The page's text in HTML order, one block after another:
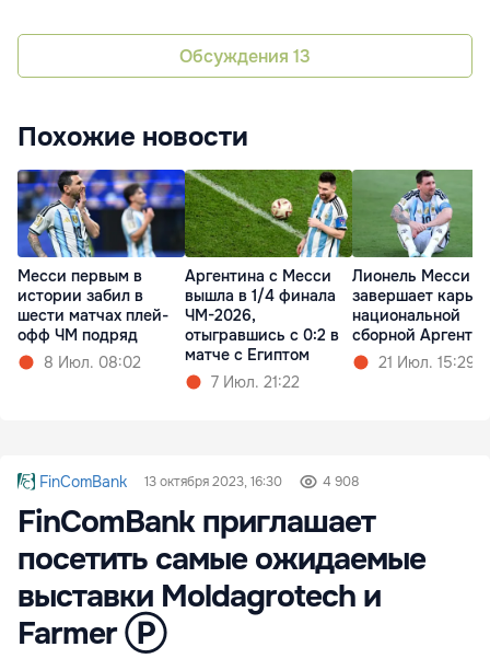
Обсуждения 13
Похожие новости
Месси первым в
истории забил в
шести матчах плей-
офф ЧМ подряд
8 Июл. 08:02
Аргентина с Месси
вышла в 1/4 финала
ЧМ-2026,
отыгравшись с 0:2 в
матче с Египтом
7 Июл. 21:22
Лионель Месси
завершает
национальной
сборной
21 Июл. 15:29
FinComBank 13 октября 2023, 16:30 4 908
FinComBank приглашает
посетить самые ожидаемые
выставки Moldagrotech и
Farmer Ⓟ